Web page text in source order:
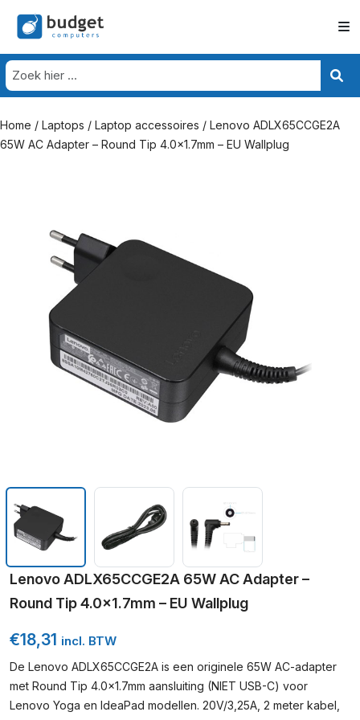
Home / Laptops / Laptop accessoires / Lenovo ADLX65CCGE2A
65W AC Adapter – Round Tip 4.0×1.7mm – EU Wallplug
Lenovo ADLX65CCGE2A 65W AC Adapter –
Round Tip 4.0×1.7mm – EU Wallplug
€18,31 incl. BTW
De Lenovo ADLX65CCGE2A is een originele 65W AC-adapter
met Round Tip 4.0×1.7mm aansluiting (NIET USB-C) voor
Lenovo Yoga en IdeaPad modellen. 20V/3,25A, 2 meter kabel,